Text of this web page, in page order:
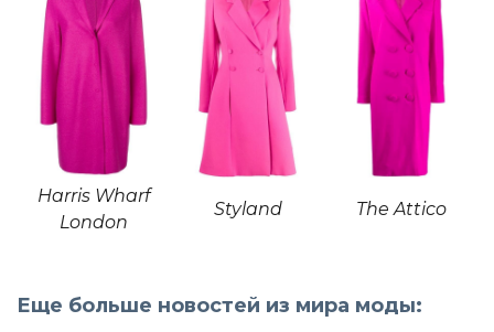
Harris Wharf
London
Styland The Attico
Еще больше новостей из мира моды: